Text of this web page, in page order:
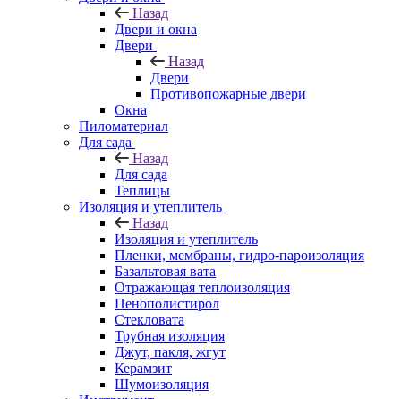
Назад
Двери и окна
Двери
Назад
Двери
Противопожарные двери
Окна
Пиломатериал
Для сада
Назад
Для сада
Теплицы
Изоляция и утеплитель
Назад
Изоляция и утеплитель
Пленки, мембраны, гидро-пароизоляция
Базальтовая вата
Отражающая теплоизоляция
Пенополистирол
Стекловата
Трубная изоляция
Джут, пакля, жгут
Керамзит
Шумоизоляция